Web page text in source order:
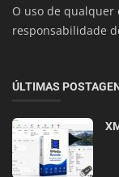
O uso de
responsabilidade
ÚLTIMAS